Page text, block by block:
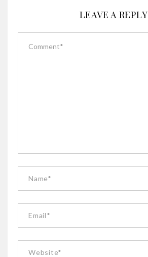
LEAVE A REPLY